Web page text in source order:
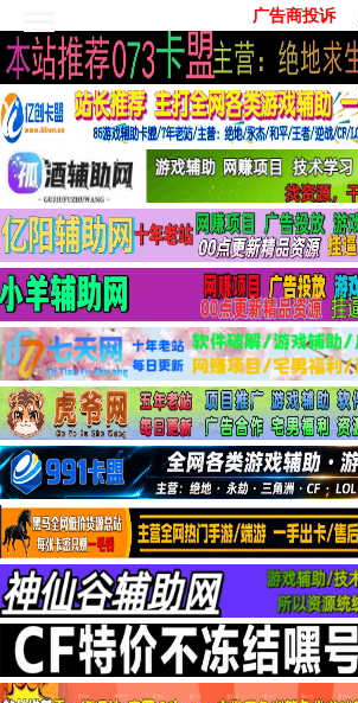
广告商投诉
首页
技术学习
安卓绿化
单机游戏
社交娱乐
系统工具
活动线报
常用办公
源码收集
值得一看
两性情感